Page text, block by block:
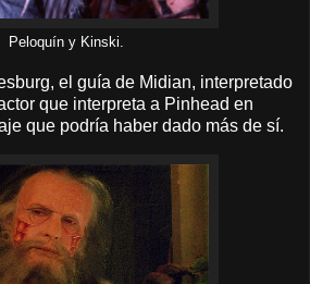
Peloquín y Kinski.
el guía de Midian, interpretado
que interpreta a Pinhead en
que podría haber dado más de sí.